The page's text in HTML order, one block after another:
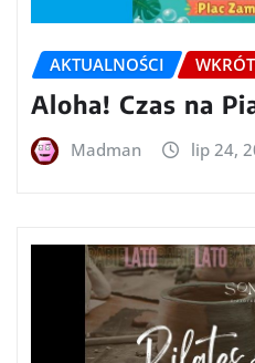
AKTUALNOŚCI
Aloha! Czas na
Madman lip 24,